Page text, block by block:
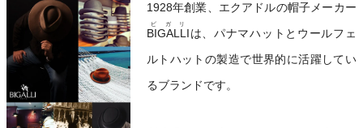
1928年創業、エクアドルの帽子メーカー
BIGALLI
ビガリ
は、パナマハットとウールフェ
ルトハットの製造で世界的に活躍してい
るブランドです。